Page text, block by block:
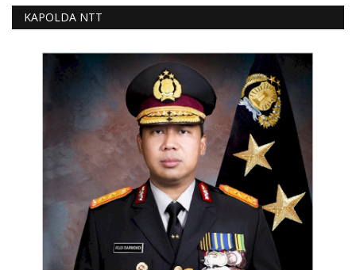
KAPOLDA NTT